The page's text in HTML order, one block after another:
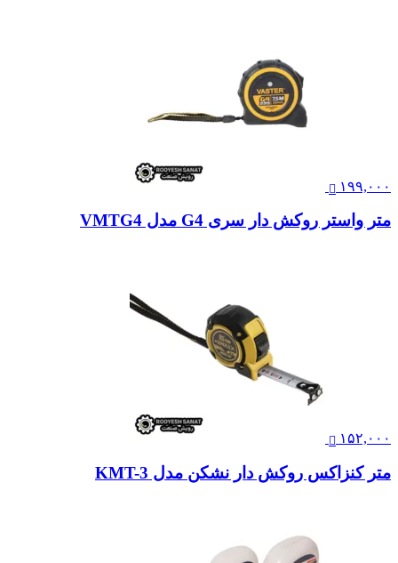
۱۹۹,۰۰۰
متر واستر روکش دار سری G4 مدل VMTG4
۱۵۲,۰۰۰
متر کنزاکس روکش دار نشکن مدل KMT-3